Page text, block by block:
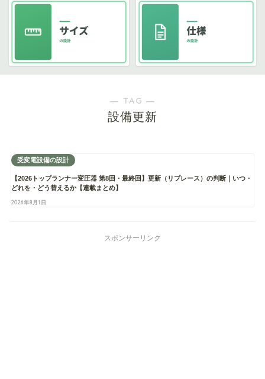
― TAG ―
設備更新
受変電設備の設計
【2026トップランナー変圧器 第8回・最終回】更新（リプレース）の判断｜いつ・
どれを・どう替えるか【連載まとめ】
2026年8月1日
スポンサーリンク